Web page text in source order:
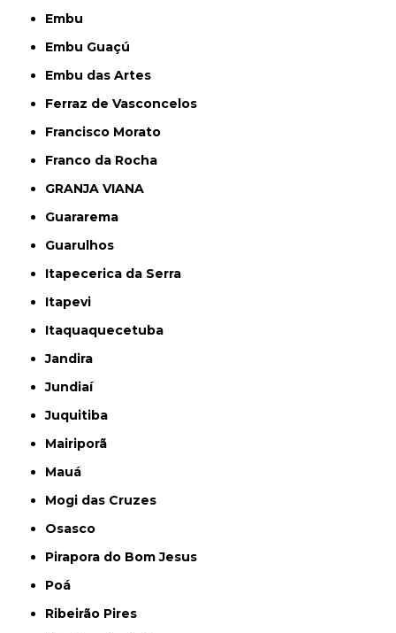
Embu
Embu Guaçú
Embu das Artes
Ferraz de Vasconcelos
Francisco Morato
Franco da Rocha
GRANJA VIANA
Guararema
Guarulhos
Itapecerica da Serra
Itapevi
Itaquaquecetuba
Jandira
Jundiaí
Juquitiba
Mairiporã
Mauá
Mogi das Cruzes
Osasco
Pirapora do Bom Jesus
Poá
Ribeirão Pires